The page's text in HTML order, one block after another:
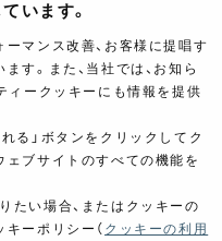
います。
マンス改善、お客様に提唱す
す。また、当社では、お知ら
ィークッキーにも情報を提供
る」ボタンをクリックしてク
ェブサイトのすべての機能を
たい場合、またはクッキーの
ーポリシー（ クッキーの利用